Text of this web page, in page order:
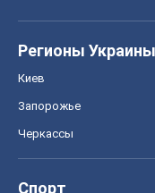
Регионы Украины
Киев
Запорожье
Черкассы
Спорт